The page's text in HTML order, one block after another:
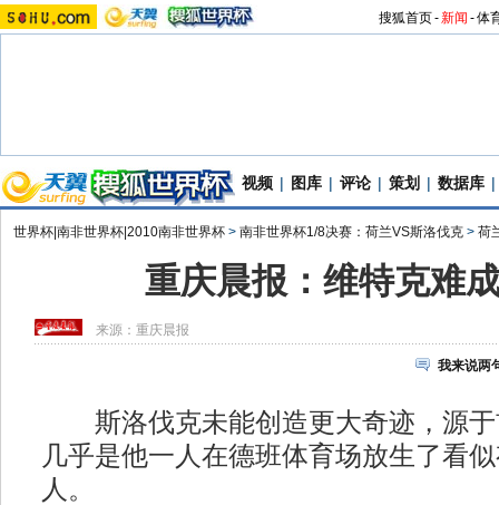
搜狐首页-新闻 -体
视频 | 图库 | 评论 | 策划 | 数据库 |
世界杯|南非世界杯|2010南非世界杯 > 南非世界杯1/8决赛：荷兰VS斯洛伐克 > 荷
重庆晨报：维特克难
来源：重庆晨报
我来说两
斯洛伐克未能创造更大奇迹，源于
几乎是他一人在德班体育场放生了看
人。